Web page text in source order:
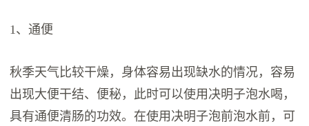
1、通便
秋季天气比较干燥，身体容易出现缺水的情况，容易
出现大便干结、便秘，此时可以使用决明子泡水喝，
具有通便清肠的功效。在使用决明子泡前泡水前，可